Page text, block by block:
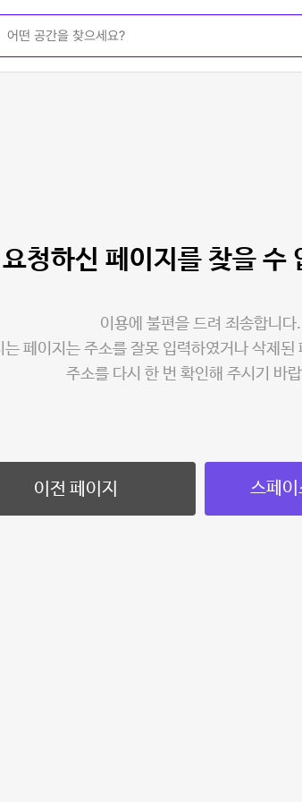
요청하신 페이지를 찾을 수
이용에 불편을 드려 죄송합니다.
는 페이지는 주소를 잘못 입력하였거나 삭제된
주소를 다시 한 번 확인해 주시기 바
이전 페이지 스페